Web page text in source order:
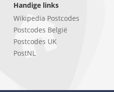
Handige links
Wikipedia Postcodes
Postcodes België
Postcodes UK
PostNL